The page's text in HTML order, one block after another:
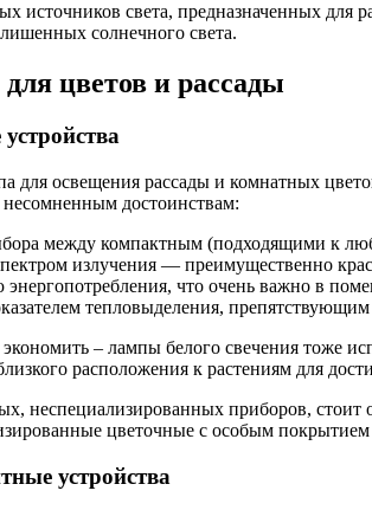
источников света, предназначенных для
солнечного света.
цветов и рассады
для освещения рассады и комнатных
достоинствам:
между компактным (подходящими к
излучения — преимущественно
энергопотребления, что очень важно в
тепловыделения,
– лампы белого свечения тоже
расположения к растениям для
неспециализированных приборов, стоит
цветочные с особым
устройства